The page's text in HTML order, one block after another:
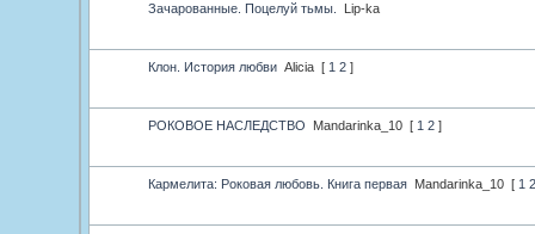
Зачарованные. Поцелуй тьмы. Lip-ka
Клон. История любви Alicia [ 1 2 ]
РОКОВОЕ НАСЛЕДСТВО Mandarinka_10 [ 1 2 ]
Кармелита: Роковая любовь. Книга первая Mandarinka_10 [ 1 2